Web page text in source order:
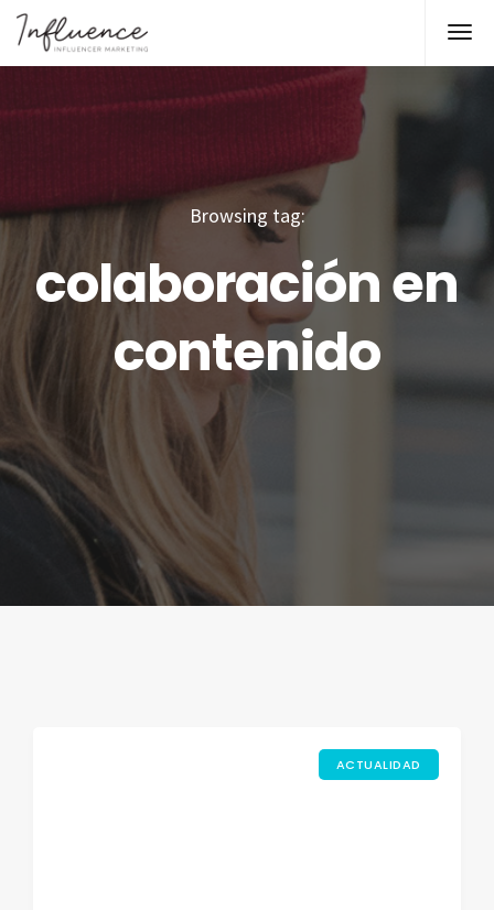
Browsing tag:
colaboración en
contenido
ACTUALIDAD